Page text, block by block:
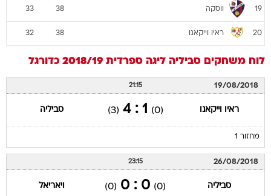
19 ווסקה 38
33
20 ראיו וייקאנו 38
32
לוח משחקים סביליה ליגה ספרדית 2018/19 כדורגל
19/08/2018
21:15
ראיו וייקאנו (0)
1 : 4
(3) סביליה
מחזור 1
26/08/2018
23:15
סביליה (0)
0 : 0
(0) ויאריאל